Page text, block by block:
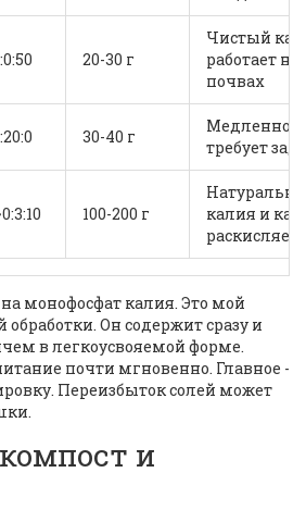
20-30 г
Чистый
работает
почвах
30-40 г
требует
100-200 г
калия и
раскисляет
монофосфат калия. Это мой
Он содержит сразу и
в легкоусвояемой форме.
почти мгновенно. Главное -
Переизбыток солей может
и